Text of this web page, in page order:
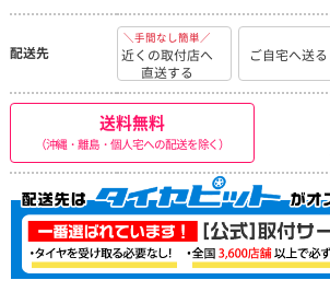
配送先
＼手間なし簡単／
近くの取付店へ
直送する
ご自宅へ送る
送料無料
（沖縄・離島・個人宅への配送を除く）